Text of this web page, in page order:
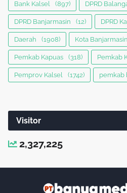
Bank Kalsel (897) DPRD
DPRD Banjarmasin (12) DPRD
Daerah (1908) Kota Banjarmasin
Pemkab Kapuas (318) Pemkab
Pemprov Kalsel (1742) pemkab
Visitor
2,327,225